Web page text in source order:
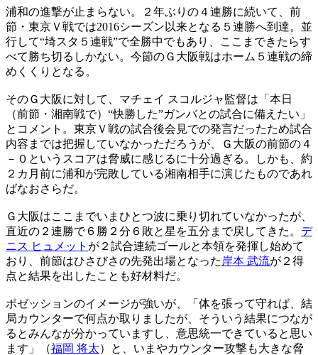
浦和の進撃が止まらない。２年ぶりの４連勝に続いて、前
節・東京Ｖ戦では2016シーズン以来となる５連勝へ到達。並
行して“埼スタ５連戦”で全勝中でもあり、ここまできたらす
べて勝ち切るしかない。今節のＧ大阪戦はホーム５連戦の締
めくくりとなる。
そのＧ大阪に対して、マチェイ スコルジャ監督は「本日
（前節・湘南戦で）“快勝した”ガンバとの試合に備えたい」
とコメント。東京Ｖ戦の試合後会見での発言だったため試合
内容までは把握していなかっただろうが、Ｇ大阪の前節の４
－０というスコアは脅威に感じるに十分過ぎる。しかも、約
２カ月前に浦和が完敗している湘南相手に演じたものであれ
ばなおさらだ。
Ｇ大阪はここまでいまひとつ波に乗り切れていなかったが、
直近の２連勝で６勝２分６敗と星を五分まで戻してきた。 デ
ニス ヒュメット が２試合連続ゴールと本領を発揮し始めて
おり、前節はひさびさの先発出場となった 岸本 武流が２得
点と結果を出したことも好材料だ。
ポゼッションのイメージが強いが、「体を張って守れば、結
局カウンターで何点か取りましたが、そういう結果につなが
るとみんなが分かっていますし、意思統一できていると思い
ます」（福岡 将太）と、いまやカウンター攻撃も大きな脅